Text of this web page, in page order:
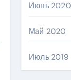
Июнь 2020
Май 2020
Июль 2019